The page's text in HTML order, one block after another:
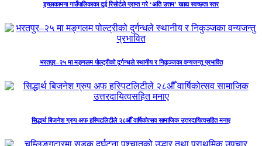
इच्छाकामना गाउँपालिकाका दुई रिसोर्टले प्राप्त गरे ‘अति उत्तम’ खाद्य स्वच्छता स्तर
भरतपुर–२५ मा मङ्गलम पोल्ट्रीको दुर्गन्धले स्थानीय र निकुञ्जका वन्यजन्तु प्रभावित
सिद्धार्थ बिजनेश ग्रुप अफ हस्पिटलिटीले २८औँ वार्षिकोत्सव सामाजिक उत्तरदायित्वसहित मनाए